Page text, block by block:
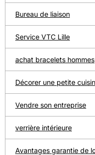
Bureau de liaison
Service VTC Lille
achat bracelets hommes
Décorer une petite
Vendre son entreprise
verrière intérieure
Avantages garantie de